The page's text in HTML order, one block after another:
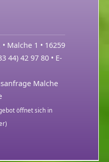
Malche 1 • 16259
44) 42 97 80 • E-
Malche
öffnet sich in